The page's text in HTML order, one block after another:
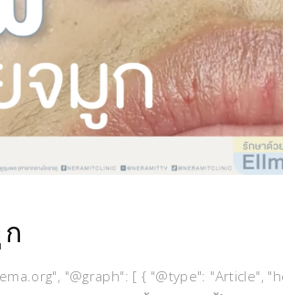
"@graph": [ { "@type": "Article",